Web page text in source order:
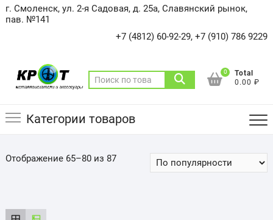
Skip
to
г. Смоленск, ул. 2-я Садовая, д. 25а, Славянский рынок,
пав. №141
+7 (4812) 60-92-29, +7 (910) 786 9229
Искать: 0
Total
0.00 ₽
Категории товаров
Отображение 65–80 из 87